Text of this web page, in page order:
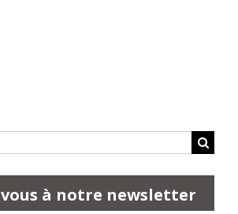
à notre newsletter